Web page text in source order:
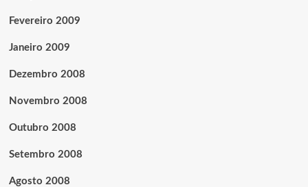
Fevereiro 2009
Janeiro 2009
Dezembro 2008
Novembro 2008
Outubro 2008
Setembro 2008
Agosto 2008